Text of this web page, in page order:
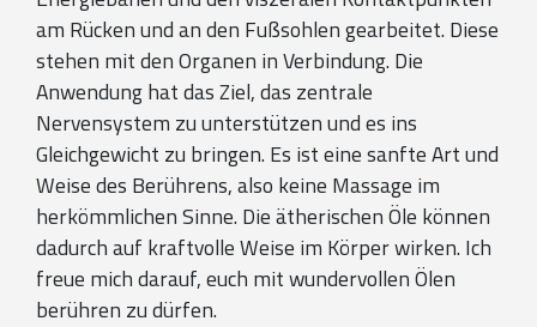
am Rücken und an den Fußsohlen gearbeitet. Diese
stehen mit den Organen in Verbindung. Die
Anwendung hat das Ziel, das zentrale
Nervensystem zu unterstützen und es ins
Gleichgewicht zu bringen. Es ist eine sanfte Art und
Weise des Berührens, also keine Massage im
herkömmlichen Sinne. Die ätherischen Öle können
dadurch auf kraftvolle Weise im Körper wirken. Ich
freue mich darauf, euch mit wundervollen Ölen
berühren zu dürfen.